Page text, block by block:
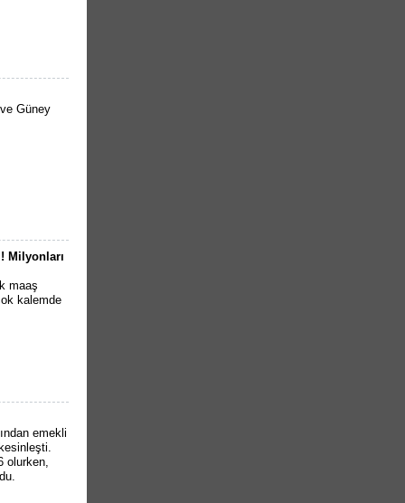
Güney
Milyonları
maaş
kalemde
emekli
olurken,